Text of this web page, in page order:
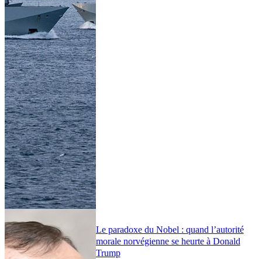
Le paradoxe du Nobel : quand l’autorité
morale norvégienne se heurte à Donald
Trump